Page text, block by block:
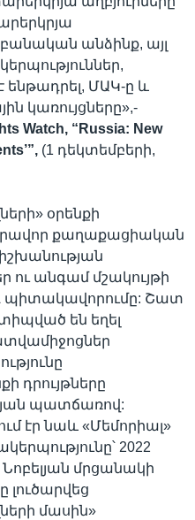
անձինք, այլ
ենթադրել, ՄԱԿ-ը և
կառույցները»,-
Watch, “Russia: New
(1 դեկտեմբերի,
օրենքի
քաղաքացիական
ու անգամ մշակույթի
պիտակավորումը: Շատ
են եղել
դրույթները
պատճառով:
էր նաև «Մեմորիալ»
2022
մրցանակի
լուծարվեց
մասին»